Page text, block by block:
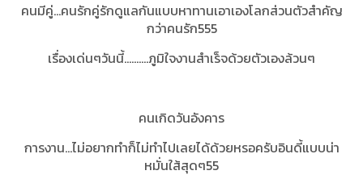
คนมีคู่...คนรักคู่รักดูแลกันแบบหาทานเอาเองโลกส่วนตัวสำคัญ
กว่าคนรัก555
เรื่องเด่นๆวันนี้..........ภูมิใจงานสำเร็จด้วยตัวเองล้วนๆ
คนเกิดวันอังคาร
การงาน...ไม่อยากทำก็ไม่ทำไปเลยได้ด้วยหรอครับอินดี้แบบน่า
หมั่นใส้สุดๆ55